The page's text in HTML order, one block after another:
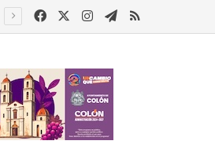
FacebookInstagram
Telegram
RSS